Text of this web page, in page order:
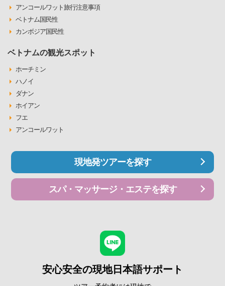
アンコールワット旅行注意事項
ベトナム国民性
カンボジア国民性
ベトナムの観光スポット
ホーチミン
ハノイ
ダナン
ホイアン
フエ
アンコールワット
現地発ツアーを探す
スパ・マッサージ・エステを探す
安心安全の現地日本語サポート